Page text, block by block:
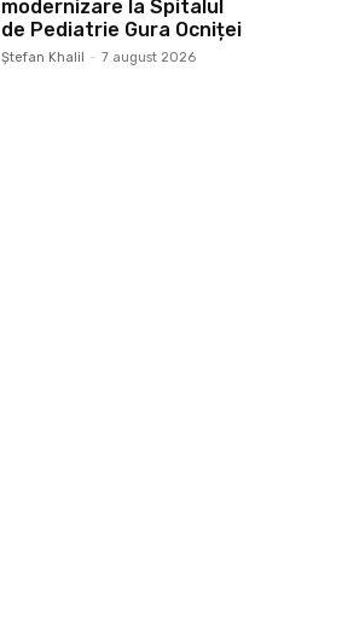
modernizare la Spitalul
de Pediatrie Gura Ocniței
Ştefan Khalil - 7 august 2026